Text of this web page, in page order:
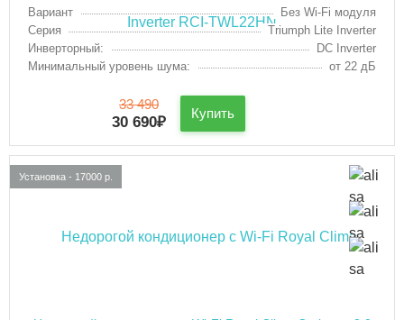
Вариант
Без Wi-Fi модуля
Серия
Triumph Lite Inverter
Инверторный:
DC Inverter
Минимальный уровень шума:
от 22 дБ
33 490
30 690₽
Купить
Установка - 17000 р.